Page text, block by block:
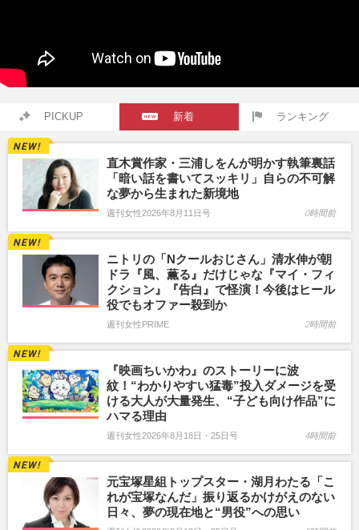
PICKUP 新着 ランキング
直木賞作家・三浦しをんが明かす執筆裏話
「暗い話を書いてスッキリ」自らの不可解
な夢から生まれた新境地
週刊女性2026年8月11日号 0時間前
ニトリの「Nクールおじさん」清水伸が朝
ドラ『風、薫る』だけじゃな『マイ・フィ
クション』『告白』で怪演！今後はヒール
役でもオファー殺到か
週刊女性PRIME 2時間前
『映画ちいかわ』のストーリーに波
紋！“わかりやすい猛毒”投入ダメージを受
ける大人が大量発生、“子ども向け作品”に
ハマる理由
週刊女性2026年8月18日・25日号 4時間前
元宝塚星組トップスター・湖月わたる「こ
れが宝塚なんだ」振り返るかけがえのない
日々、夢の現在地と“男役”への思い